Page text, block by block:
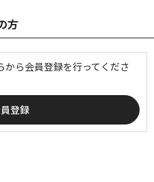
方
ら会員登録を行ってくださ